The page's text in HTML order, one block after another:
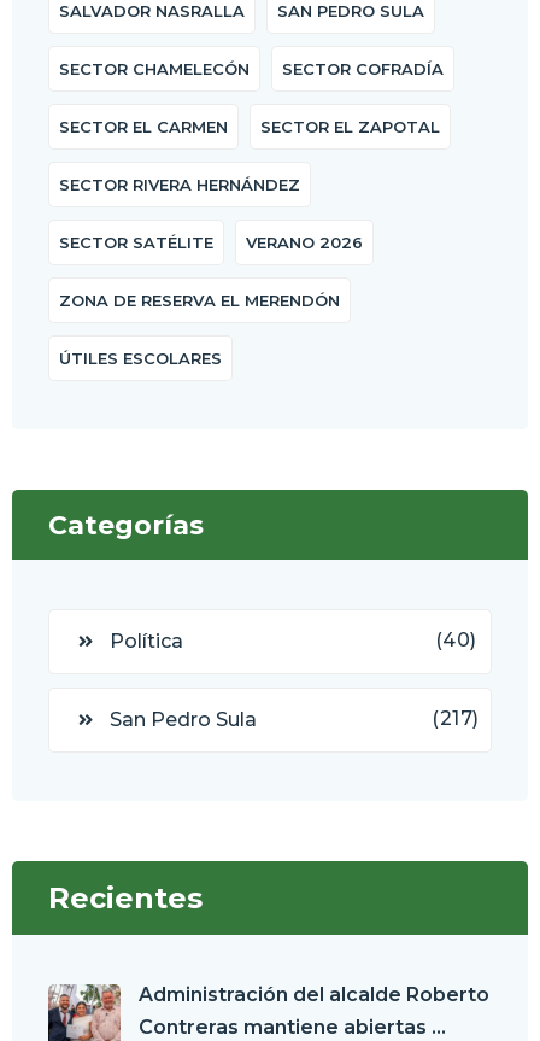
SALVADOR NASRALLA SAN PEDRO SULA
SECTOR CHAMELECÓN SECTOR COFRADÍA
SECTOR EL CARMEN SECTOR EL ZAPOTAL
SECTOR RIVERA HERNÁNDEZ
SECTOR SATÉLITE VERANO 2026
ZONA DE RESERVA EL MERENDÓN
ÚTILES ESCOLARES
Categorías
Política (40)
San Pedro Sula (217)
Recientes
Administración del alcalde Roberto
Contreras mantiene abiertas ...